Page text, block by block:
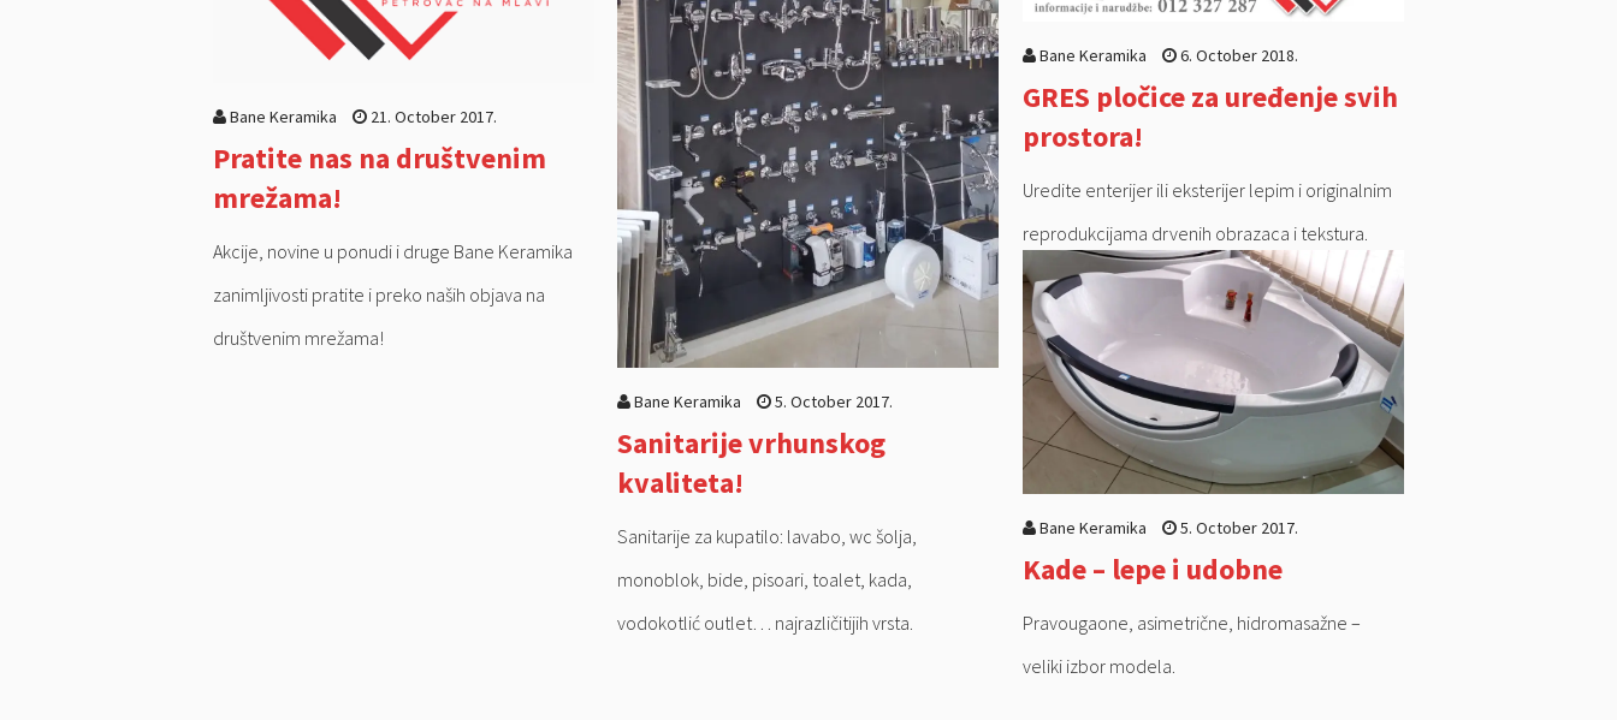
Bane Keramika 6. October 2018.
GRES pločice za uređenje svih
prostora!
Uredite enterijer ili eksterijer lepim i originalnim
reprodukcijama drvenih obrazaca i tekstura.
GRES pločice za uređenje unutrašnjih i spoljnih
prostora.
Bane Keramika 21. October 2017.
Pratite nas na društvenim
mrežama!
Akcije, novine u ponudi i druge Bane Keramika
zanimljivosti pratite i preko naših objava na
društvenim mrežama!
Bane Keramika 5. October 2017.
Sanitarije vrhunskog
kvaliteta!
Sanitarije za kupatilo: lavabo, wc šolja,
monoblok, bide, pisoari, toalet, kada,
vodokotlić outlet… najrazličitijih vrsta.
Bane Keramika 5. October 2017.
Kade – lepe i udobne
Pravougaone, asimetrične, hidromasažne –
veliki izbor modela.